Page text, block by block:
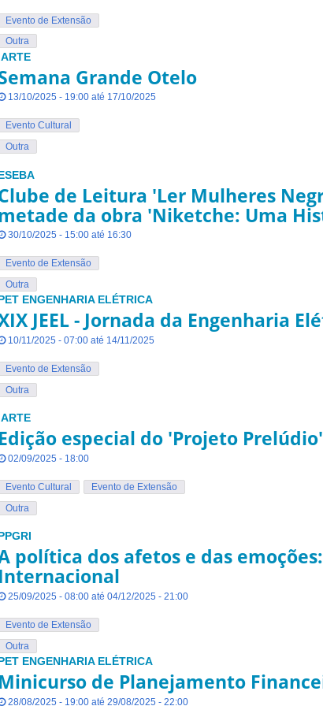
Evento de Extensão
Outra
Grande Otelo
13/10/2025 - 19:00 até 17/10/2025
Evento Cultural
Outra
de Leitura 'Ler Mulheres
da obra 'Niketche: Uma
30/10/2025 - 15:00 até 16:30
Evento de Extensão
Outra
ENGENHARIA ELÉTRICA
JEEL - Jornada da Engenharia
10/11/2025 - 07:00 até 14/11/2025
Evento de Extensão
Outra
especial do 'Projeto
02/09/2025 - 18:00
Evento Cultural
Evento de Extensão
Outra
política dos afetos e das
25/09/2025 - 08:00 até 04/12/2025 - 21:00
Evento de Extensão
Outra
ENGENHARIA ELÉTRICA
de Planejamento
28/08/2025 - 19:00 até 29/08/2025 - 22:00